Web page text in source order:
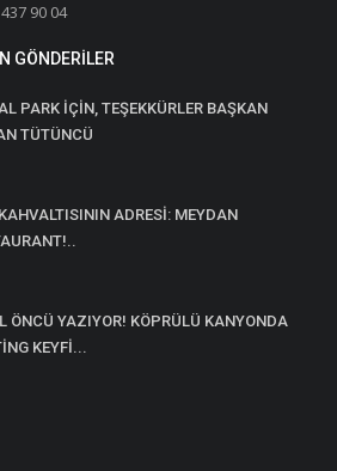
90 04
GÖNDERILER
PARK İÇİN, TEŞEKKÜRLER BAŞKAN
TÜTÜNCÜ
ADRESİ: MEYDAN
ÖNCÜ YAZIYOR! KÖPRÜLÜ KANYONDA
KEYFİ...